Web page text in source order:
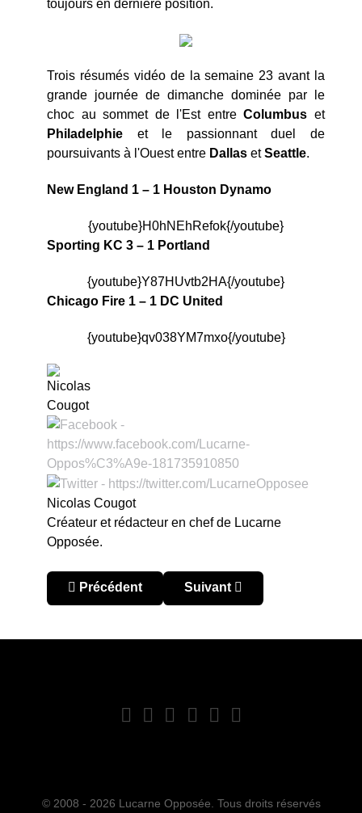
toujours en dernière position.
Trois résumés vidéo de la semaine 23 avant la
grande journée de dimanche dominée par le
choc au sommet de l'Est entreColumbus et
Philadelphie et le passionnant duel de
poursuivants à l'Ouest entre Dallas etSeattle.
New England 1 – 1 Houston Dynamo
{youtube}H0hNEhRefok{/youtube}
Sporting KC 3 – 1 Portland
{youtube}Y87HUvtb2HA{/youtube}
Chicago Fire 1 – 1 DC United
{youtube}qv038YM7mxo{/youtube}
Nicolas Cougot
Créateur et rédacteur en chef de Lucarne
Opposée.
Article précédent : MLS : Columbus s'échappe
Précédent Article suivant : MLS :
Suivant
© 2008 - 2026 Lucarne Opposée. Tous droits réservés